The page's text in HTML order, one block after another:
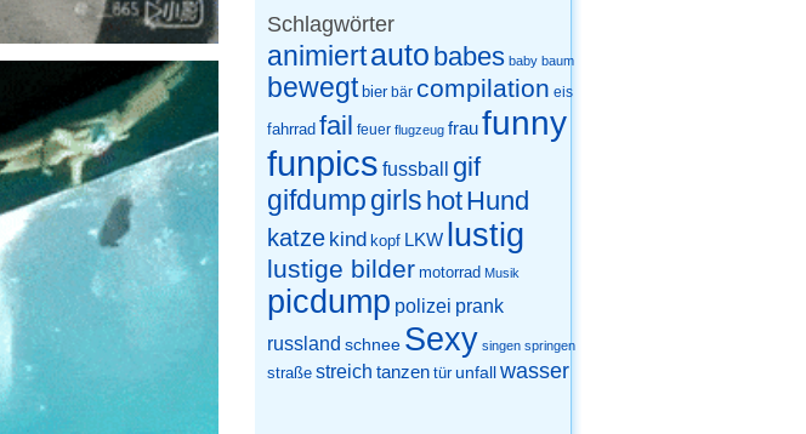
Schlagwörter
animiertauto babes baby baum
bewegt bier bär compilation eis
fahrrad fail feuer flugzeug fraufunny
funpics fussball gif
gifdump girls hotHund
katze kind kopf LKW lustig
lustige bilder motorrad Musik
picdump polizei prank
russland schnee Sexy singen springen
straße streich tanzen tür unfallwasser